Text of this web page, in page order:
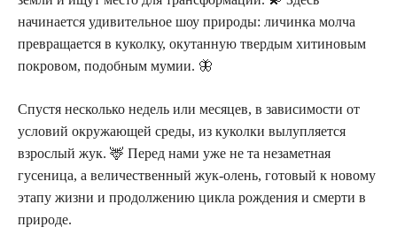
начинается удивительное шоу природы: личинка молча
превращается в куколку, окутанную твердым хитиновым
покровом, подобным мумии. 🦋
Спустя несколько недель или месяцев, в зависимости от
условий окружающей среды, из куколки вылупляется
взрослый жук. 🦌 Перед нами уже не та незаметная
гусеница, а величественный жук-олень, готовый к новому
этапу жизни и продолжению цикла рождения и смерти в
природе.